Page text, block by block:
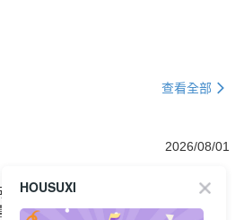
查看全部
2026/08/01
又實用，絕對是外出用餐的好搭檔，
愛可愛風格的人！
HOUSUXI